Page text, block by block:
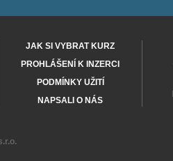
JAK SI VYBRAT KURZ
PROHLÁŠENÍ K INZERCI
PODMÍNKY UŽITÍ
NAPSALI O NÁS